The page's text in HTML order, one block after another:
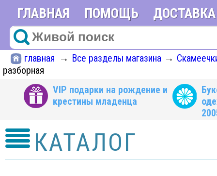
ГЛАВНАЯ ПОМОЩЬ ДОСТАВКА
главная → Все разделы магазина →
разборная
VIP подарки на рождение и
крестины младенца
КАТАЛОГ